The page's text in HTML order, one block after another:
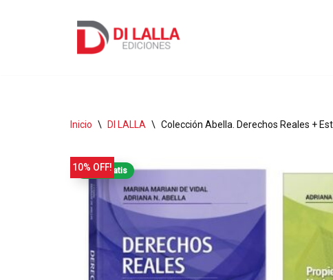
Inicio \ DI LALLA \ Colección Abella. Derechos Reales +
10% OFF!
Envío gratis